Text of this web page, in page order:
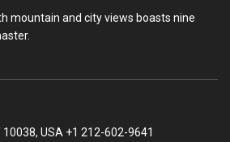
mountain and city views boasts nine
USA +1 212-602-9641